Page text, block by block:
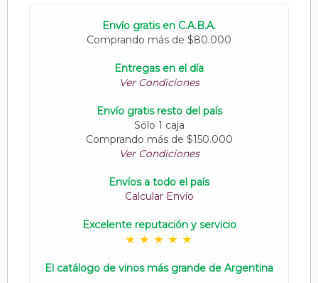
Envío gratis en C.A.B.A.
Comprando más de $80.000
Entregas en el día
Ver Condiciones
Envío gratis resto del país
Sólo 1 caja
Comprando más de $150.000
Ver Condiciones
Envíos a todo el país
Calcular Envío
Excelente reputación y servicio
El catálogo de vinos más grande de Argentina